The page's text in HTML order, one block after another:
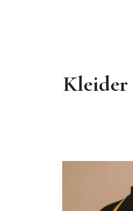
Kleider